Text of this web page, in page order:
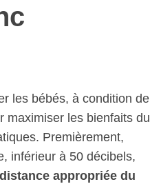
les bébés, à condition de
maximiser les bienfaits du
Premièrement,
inférieur à 50 décibels,
appropriée du